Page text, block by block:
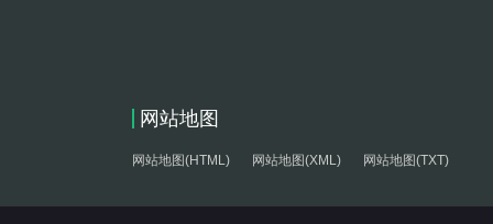
网站地图
网站地图(HTML) 网站地图(XML) 网站地图(TXT)